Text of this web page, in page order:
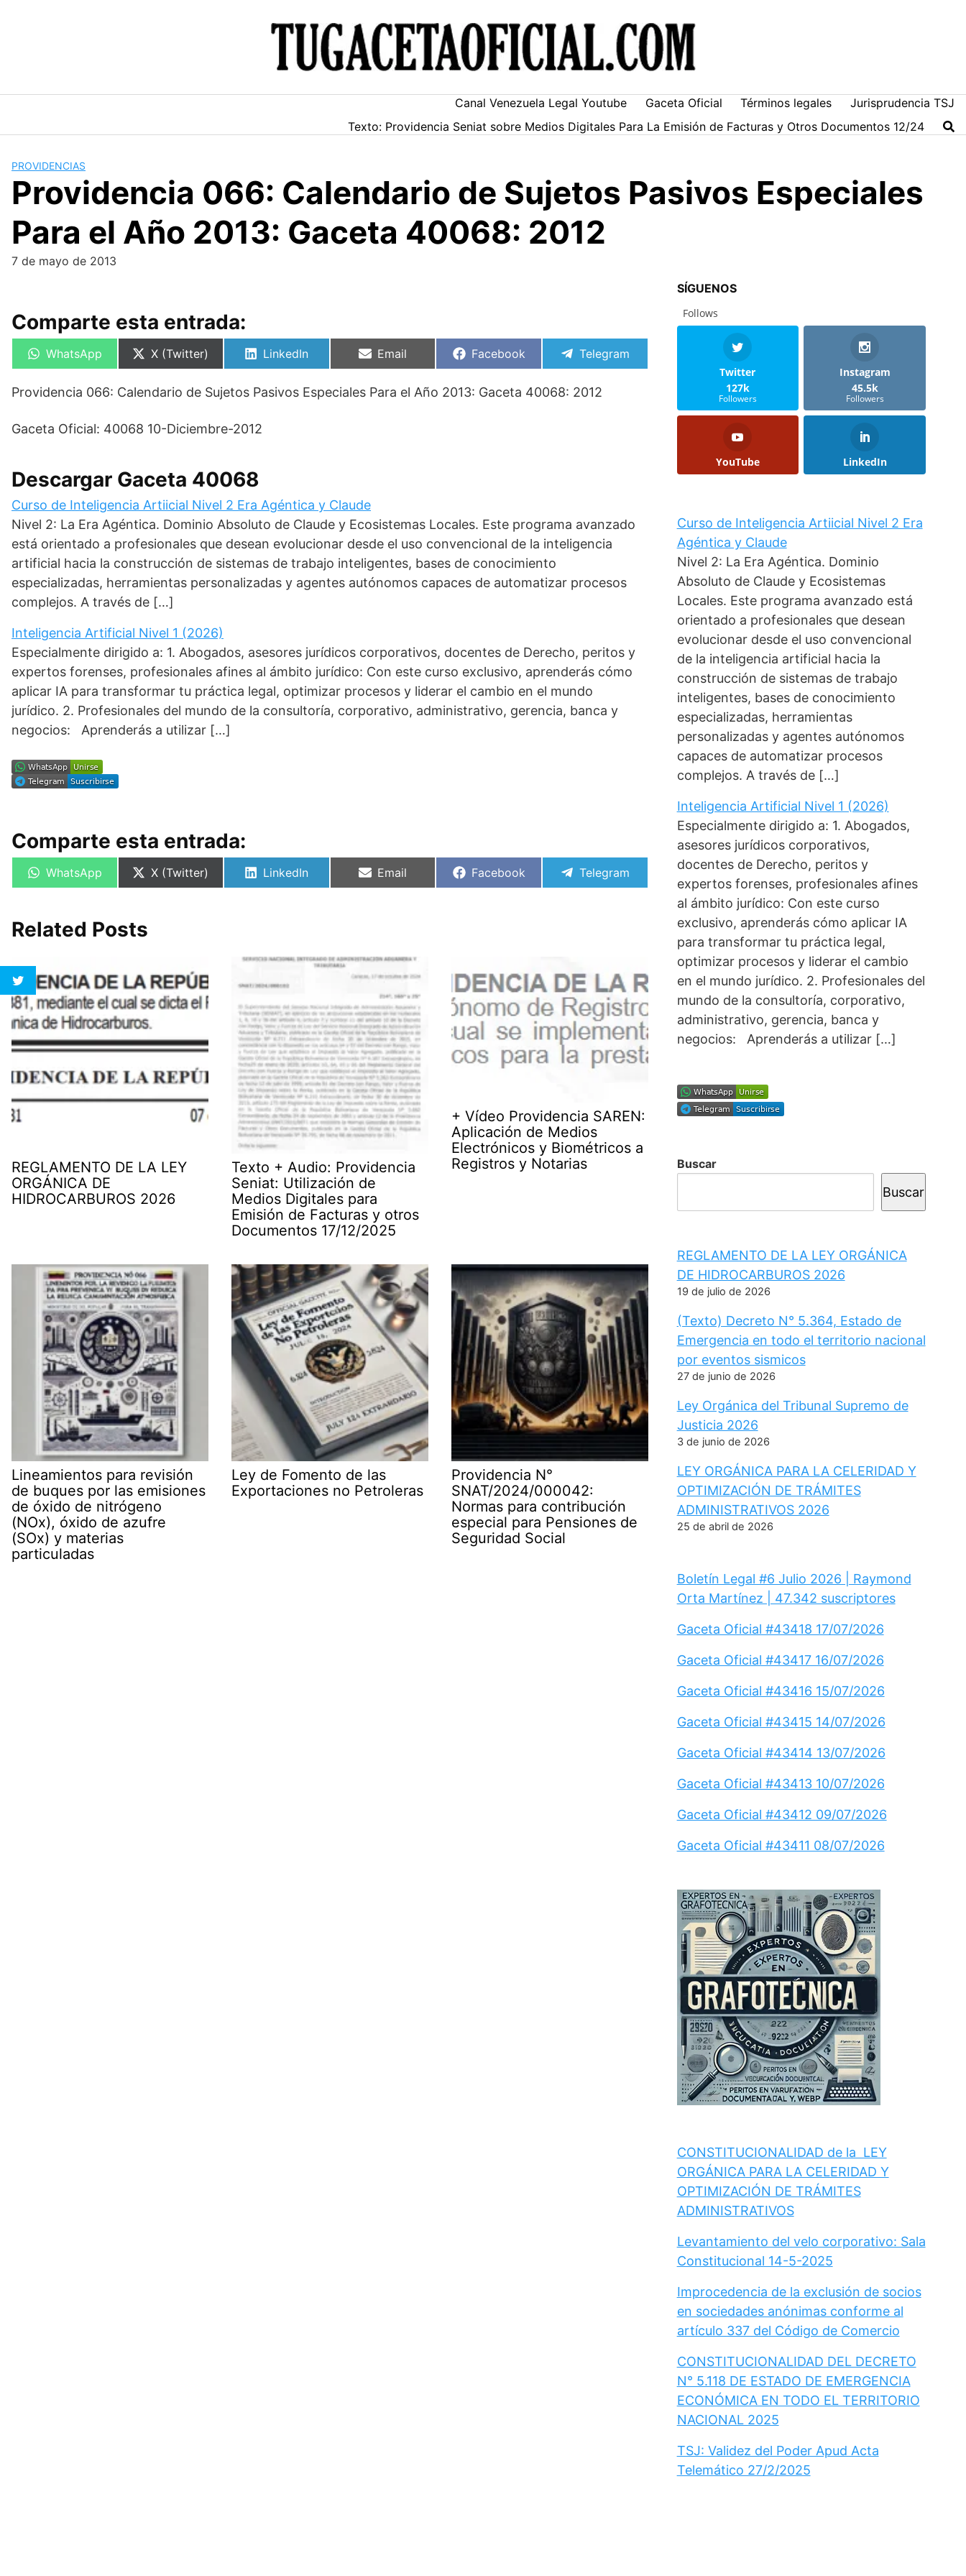
Canal Venezuela Legal Youtube Gaceta Oficial Términos legales
Jurisprudencia TSJ
Texto: Providencia Seniat sobre Medios Digitales Para La Emisión de Facturas y Otros Documentos 12/24
PROVIDENCIAS
Providencia 066: Calendario de Sujetos Pasivos Especiales
Para el Año 2013: Gaceta 40068: 2012
7 de mayo de 2013
Comparte esta entrada:
Compartir
WhatsApp
Compartir
X (Twitter)
Compartir
LinkedIn
Compartir
Email
Compartir
Facebook
Compartir
Telegram
Providencia 066: Calendario de Sujetos Pasivos Especiales Para el Año 2013: Gaceta 40068: 2012
Gaceta Oficial: 40068 10-Diciembre-2012
Descargar Gaceta 40068
Curso de Inteligencia Artiicial Nivel 2 Era Agéntica y Claude
Nivel 2: La Era Agéntica. Dominio Absoluto de Claude y Ecosistemas Locales. Este programa avanzado
está orientado a profesionales que desean evolucionar desde el uso convencional de la inteligencia
artificial hacia la construcción de sistemas de trabajo inteligentes, bases de conocimiento
especializadas, herramientas personalizadas y agentes autónomos capaces de automatizar procesos
complejos. A través de […]
Inteligencia Artificial Nivel 1 (2026)
Especialmente dirigido a: 1. Abogados, asesores jurídicos corporativos, docentes de Derecho, peritos y
expertos forenses, profesionales afines al ámbito jurídico: Con este curso exclusivo, aprenderás cómo
aplicar IA para transformar tu práctica legal, optimizar procesos y liderar el cambio en el mundo
jurídico. 2. Profesionales del mundo de la consultoría, corporativo, administrativo, gerencia, banca y
negocios: Aprenderás a utilizar […]
Comparte esta entrada:
Compartir
WhatsApp
Compartir
X (Twitter)
Compartir
LinkedIn
Compartir
Email
Compartir
Facebook
Compartir
Telegram
Related Posts
REGLAMENTO DE LA LEY
ORGÁNICA DE
HIDROCARBUROS 2026
Texto + Audio: Providencia
Seniat: Utilización de
Medios Digitales para
Emisión de Facturas y otros
Documentos 17/12/2025
+ Vídeo Providencia SAREN:
Aplicación de Medios
Electrónicos y Biométricos a
Registros y Notarias
Lineamientos para revisión
de buques por las emisiones
de óxido de nitrógeno
(NOx), óxido de azufre
(SOx) y materias
particuladas
Ley de Fomento de las
Exportaciones no Petroleras
Providencia N°
SNAT/2024/000042:
Normas para contribución
especial para Pensiones de
Seguridad Social
SÍGUENOS
Follows
Twitter
127k
Followers
Instagram
45.5k
Followers
YouTube LinkedIn
Curso de Inteligencia Artiicial Nivel 2 Era
Agéntica y Claude
Nivel 2: La Era Agéntica. Dominio
Absoluto de Claude y Ecosistemas
Locales. Este programa avanzado está
orientado a profesionales que desean
evolucionar desde el uso convencional
de la inteligencia artificial hacia la
construcción de sistemas de trabajo
inteligentes, bases de conocimiento
especializadas, herramientas
personalizadas y agentes autónomos
capaces de automatizar procesos
complejos. A través de […]
Inteligencia Artificial Nivel 1 (2026)
Especialmente dirigido a: 1. Abogados,
asesores jurídicos corporativos,
docentes de Derecho, peritos y
expertos forenses, profesionales afines
al ámbito jurídico: Con este curso
exclusivo, aprenderás cómo aplicar IA
para transformar tu práctica legal,
optimizar procesos y liderar el cambio
en el mundo jurídico. 2. Profesionales del
mundo de la consultoría, corporativo,
administrativo, gerencia, banca y
negocios: Aprenderás a utilizar […]
Buscar
Buscar
REGLAMENTO DE LA LEY ORGÁNICA
DE HIDROCARBUROS 2026
19 de julio de 2026
(Texto) Decreto N° 5.364, Estado de
Emergencia en todo el territorio nacional
por eventos sismicos
27 de junio de 2026
Ley Orgánica del Tribunal Supremo de
Justicia 2026
3 de junio de 2026
LEY ORGÁNICA PARA LA CELERIDAD Y
OPTIMIZACIÓN DE TRÁMITES
ADMINISTRATIVOS 2026
25 de abril de 2026
Boletín Legal #6 Julio 2026 | Raymond
Orta Martínez | 47.342 suscriptores
Gaceta Oficial #43418 17/07/2026
Gaceta Oficial #43417 16/07/2026
Gaceta Oficial #43416 15/07/2026
Gaceta Oficial #43415 14/07/2026
Gaceta Oficial #43414 13/07/2026
Gaceta Oficial #43413 10/07/2026
Gaceta Oficial #43412 09/07/2026
Gaceta Oficial #43411 08/07/2026
CONSTITUCIONALIDAD de la LEY
ORGÁNICA PARA LA CELERIDAD Y
OPTIMIZACIÓN DE TRÁMITES
ADMINISTRATIVOS
Levantamiento del velo corporativo: Sala
Constitucional 14-5-2025
Improcedencia de la exclusión de socios
en sociedades anónimas conforme al
artículo 337 del Código de Comercio
CONSTITUCIONALIDAD DEL DECRETO
N° 5.118 DE ESTADO DE EMERGENCIA
ECONÓMICA EN TODO EL TERRITORIO
NACIONAL 2025
TSJ: Validez del Poder Apud Acta
Telemático 27/2/2025